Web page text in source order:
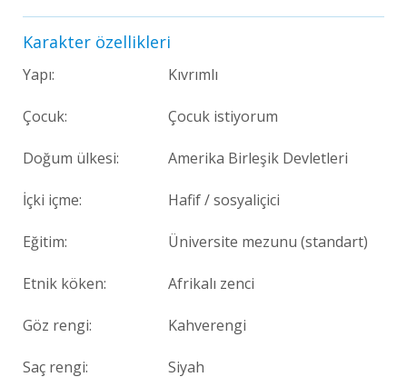
Karakter özellikleri
Yapı: Kıvrımlı
Çocuk: Çocuk istiyorum
Doğum ülkesi: Amerika Birleşik Devletleri
İçki içme: Hafif / sosyaliçici
Eğitim: Üniversite mezunu (standart)
Etnik köken: Afrikalı zenci
Göz rengi: Kahverengi
Saç rengi: Siyah